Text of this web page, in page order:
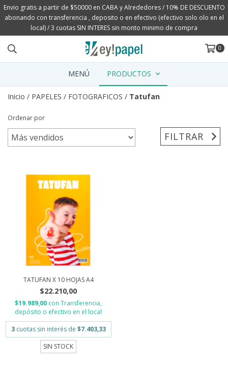
Envio gratis a partir de $50000 en CABA y Alrededores / 10% DE DESCUENTO
abonando con transferencia , deposito o en efectivo (efectivo solo olo en el
local) / 3 cuotas SIN INTERES sin monto minimo de compra
0
MENÚ PRODUCTOS
Inicio / PAPELES / FOTOGRAFICOS / Tatufan
Ordenar por
FILTRAR
TATUFAN X 10 HOJAS A4
$22.210,00
$19.989,00 con Transferencia,
depósito o efectivo en el local
3 cuotas sin interés de $7.403,33
SIN STOCK